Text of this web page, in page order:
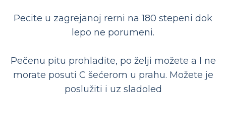
Pecite u zagrejanoj rerni na 180 stepeni dok
lepo ne porumeni.
Pečenu pitu prohladite, po želji možete a I ne
morate posuti C šećerom u prahu. Možete je
poslužiti i uz sladoled